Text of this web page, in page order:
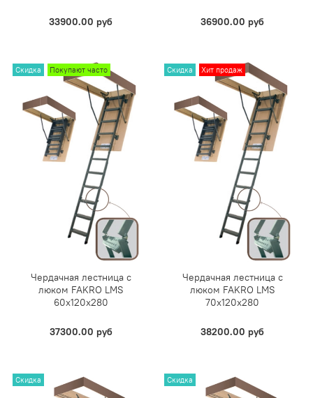
33900.00 руб 36900.00 руб
Скидка Покупают часто
Чердачная лестница с
люком FAKRO LMS
60х120х280
37300.00 руб
Скидка Хит продаж
Чердачная лестница с
люком FAKRO LMS
70х120х280
38200.00 руб
Скидка Скидка